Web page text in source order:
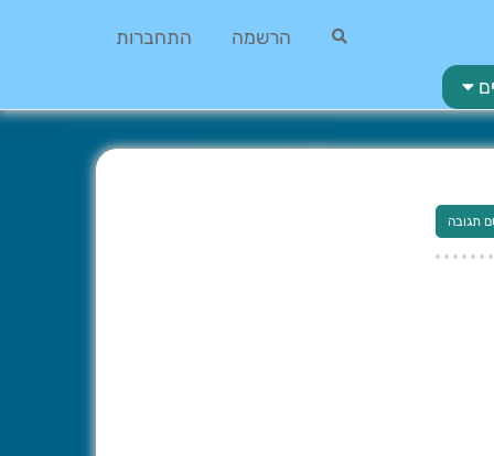
הרשמה התחברות
תגובה